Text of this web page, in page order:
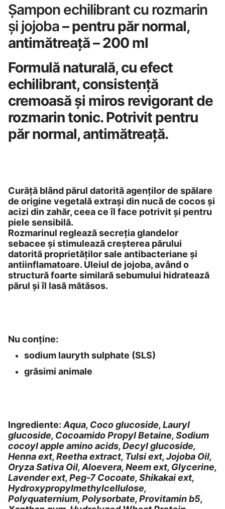
Șampon echilibrant cu rozmarin
și jojoba– pentru păr normal,
antimătreață – 200 ml
Formulă naturală, cu efect
echilibrant, consistență
cremoasă și miros revigorant de
rozmarin tonic. Potrivit pentru
păr normal, antimătreață.
Curăță blând părul datorită agenților de spălare
de origine vegetală extrași din nucă de cocos și
acizi din zahăr, ceea ce îl face potrivit și pentru
piele sensibilă.
Rozmarinul reglează secreția glandelor
sebacee și stimulează creșterea părului
datorită proprietăților sale antibacteriane și
antiinflamatoare. Uleiul de jojoba, având o
structură foarte similară sebumului hidratează
părul și îl lasă mătăsos.
Nu conține:
sodium lauryth sulphate (SLS)
grăsimi animale
Ingrediente:Aqua, Coco glucoside, Lauryl
glucoside, Cocoamido Propyl Betaine, Sodium
cocoyl apple amino acids, Decyl glucoside,
Henna ext, Reetha extract, Tulsi ext, Jojoba Oil,
Oryza Sativa Oil, Aloevera, Neem ext, Glycerine,
Lavender ext, Peg-7 Cocoate, Shikakai ext,
Hydroxypropylmethylcellulose,
Polyquaternium, Polysorbate, Provitamin b5,